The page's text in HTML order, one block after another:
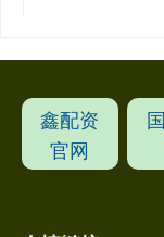
鑫配资
官网